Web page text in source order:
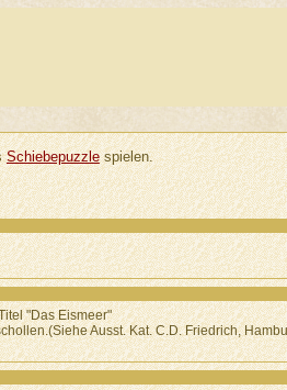
Schiebepuzzlespielen.
"Das Eismeer"
Ausst. Kat. C.D. Friedrich,